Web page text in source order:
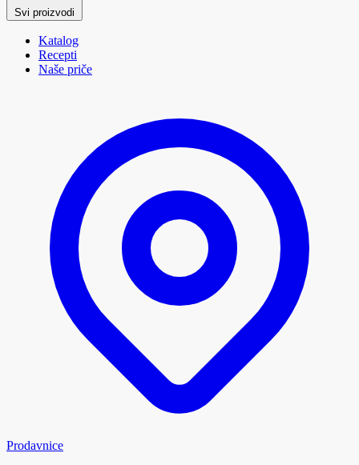
Svi proizvodi
Katalog
Recepti
Naše priče
Prodavnice